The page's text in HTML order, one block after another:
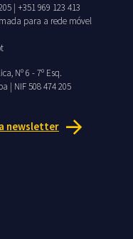
| +351 969 123 413
para a rede móvel
Nº 6 - 7º Esq.
| NIF 508 474 205
newsletter